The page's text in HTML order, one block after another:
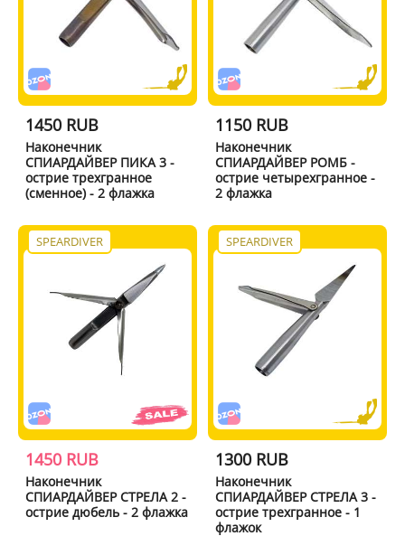
1450 RUB
Наконечник
СПИАРДАЙВЕР ПИКА 3 -
острие трехгранное
(сменное) - 2 флажка
1150 RUB
Наконечник
СПИАРДАЙВЕР РОМБ -
острие четырехгранное -
2 флажка
SPEARDIVER
1450 RUB
Наконечник
СПИАРДАЙВЕР СТРЕЛА 2 -
острие дюбель - 2 флажка
SPEARDIVER
1300 RUB
Наконечник
СПИАРДАЙВЕР СТРЕЛА 3 -
острие трехгранное - 1
флажок